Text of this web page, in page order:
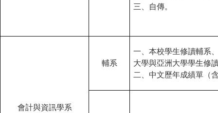
三、自傳。
會計與資訊學系
輔系
一、本校學生修讀輔系
大學與亞洲大學學生修
二、中文歷年成績單（